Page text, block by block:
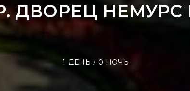
ДВОРЕЦ НЕМУРС
1 ДЕНЬ / 0 НОЧЬ